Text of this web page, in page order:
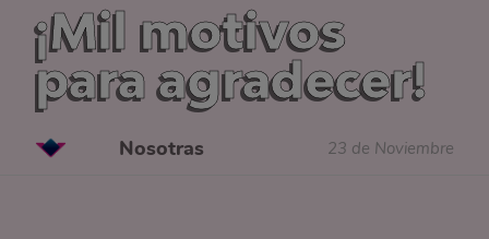
¡Mil motivos
para agradecer!
Nosotras 23 de Noviembre